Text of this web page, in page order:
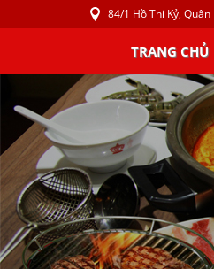
84/1 Hồ Thị Kỷ, Quận
TRANG CHỦ